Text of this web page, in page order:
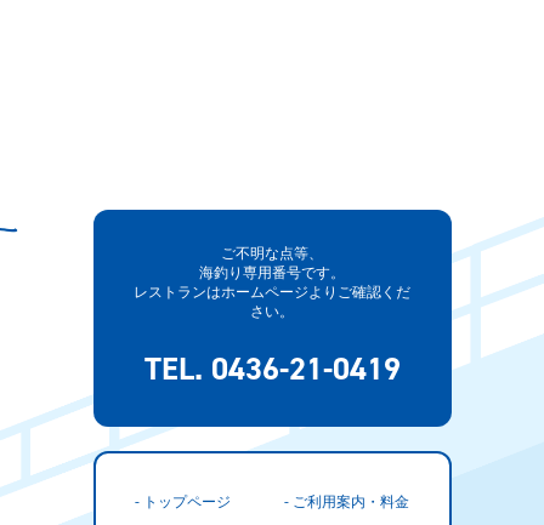
ご不明な点等、
海釣り専用番号です。
レストランはホームページよりご確認くだ
さい。
TEL. 0436-21-0419
- トップページ - ご利用案内・料金